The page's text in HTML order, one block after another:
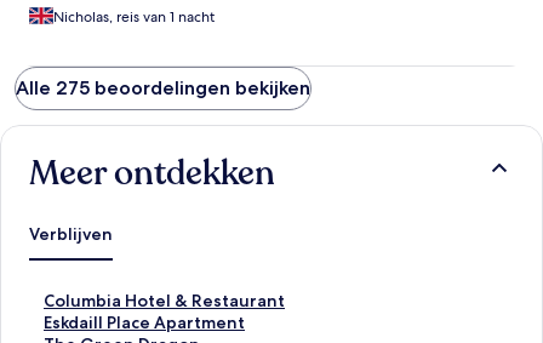
Nicholas, reis van 1 nacht
Alle 275 beoordelingen bekijken
Meer ontdekken
Verblijven
Columbia Hotel & Restaurant
L
iEskdaill Place Apartment
L